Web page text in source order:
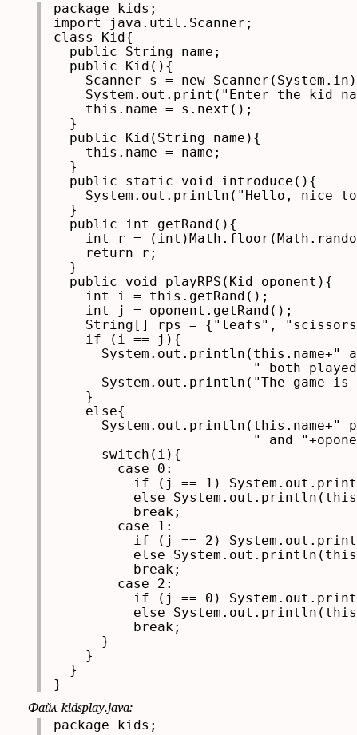
package kids;
import java.util.Scanner;
class Kid{
  public String name;
  public Kid(){
Scanner s = new
System.out.print("Enter the kid
    this.name = s.next();
  }
  public Kid(String name){
    this.name = name;
  }
  public static void introduce(){
System.out.println("Hello, nice
  }
  public int getRand(){
int r =
    return r;
  }
  public void playRPS(Kid oponent){
    int i = this.getRand();
    int j = oponent.getRand();
String[] rps = {"leafs",
    if (i == j){
System.out.println(this.name+"
" both
System.out.println("The game is
    }
    else{
System.out.println(this.name+"
" and
      switch(i){
        case 0:
if (j == 1)
else
          break;
        case 1:
if (j == 2)
else
          break;
        case 2:
if (j == 0)
else
          break;
      }
    }
  }
}
Файл kidsplay.java:
package kids;